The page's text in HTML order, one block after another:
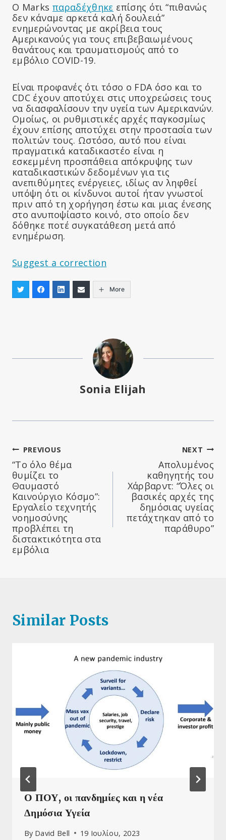
Ο Marks παραδέχθηκε επίσης ότι “πιθανώς
δεν κάναμε αρκετά καλή δουλειά”
ενημερώνοντας με ακρίβεια τους
Αμερικανούς για τους επιβεβαιωμένους
θανάτους και τραυματισμούς από το
εμβόλιο COVID-19.
Είναι προφανές ότι τόσο ο FDA όσο και το
CDC έχουν αποτύχει στις υποχρεώσεις τους
να διασφαλίσουν την υγεία των Αμερικανών.
Ομοίως, οι ρυθμιστικές αρχές παγκοσμίως
έχουν επίσης αποτύχει στην προστασία των
πολιτών τους. Ωστόσο, αυτό που είναι
πραγματικά καταδικαστέο είναι η
εσκεμμένη προσπάθεια απόκρυψης των
καταδικαστικών δεδομένων για τις
ανεπιθύμητες ενέργειες, ιδίως αν ληφθεί
υπόψη ότι οι κίνδυνοι αυτοί ήταν γνωστοί
πριν από τη χορήγηση έστω και μιας ένεσης
στο ανυποψίαστο κοινό, στο οποίο δεν
δόθηκε ποτέ συγκατάθεση μετά από
ενημέρωση.
Suggest a correction
More
Sonia Elijah
Πλοήγηση
άρθρων
PREVIOUS
“Το όλο θέμα
θυμίζει το
Θαυμαστό
Καινούργιο Κόσμο”:
Εργαλείο τεχνητής
νοημοσύνης
προβλέπει τη
διστακτικότητα στα
εμβόλια
NEXT
Απολυμένος
καθηγητής του
Χάρβαρντ: “Όλες οι
βασικές αρχές της
δημόσιας υγείας
πετάχτηκαν από το
παράθυρο”
Similar Posts
Ο ΠΟΥ, οι πανδημίες και η νέα
Δημόσια Υγεία
By David Bell 19 Ιουλίου, 2023